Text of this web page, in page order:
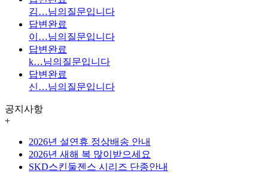
김…님의질문입니다
답변완료
이…님의질문입니다
답변완료
k…님의질문입니다
답변완료
신…님의질문입니다
공지사항
+
2026년 설연휴 정상배송 안내
2026년 새해 복 많이받으세요
SKD스킨둘젠스 시리즈 단종안내